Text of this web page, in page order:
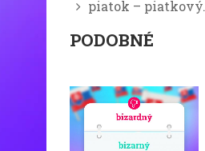
piatok – piatkový.
PODOBNÉ